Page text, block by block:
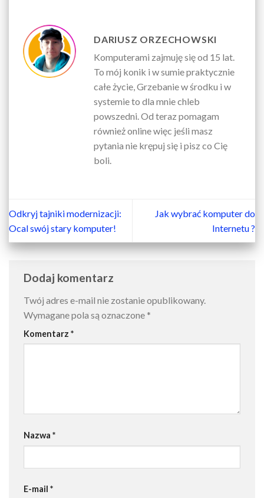
DARIUSZ ORZECHOWSKI
Komputerami zajmuję się od 15 lat.
To mój konik i w sumie praktycznie
całe życie, Grzebanie w środku i w
systemie to dla mnie chleb
powszedni. Od teraz pomagam
również online więc jeśli masz
pytania nie krępuj się i pisz co Cię
boli.
Odkryj tajniki modernizacji:
Ocal swój stary komputer!
Jak wybrać komputer do
Internetu ?
Dodaj komentarz
Twój adres e-mail nie zostanie opublikowany.
Wymagane pola są oznaczone *
Komentarz *
Nazwa *
E-mail *